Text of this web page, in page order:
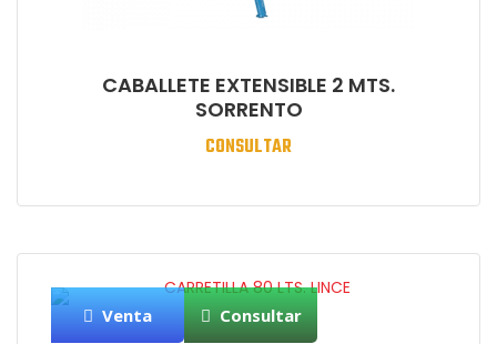
CABALLETE EXTENSIBLE 2 MTS.
SORRENTO
CONSULTAR
Venta Consultar